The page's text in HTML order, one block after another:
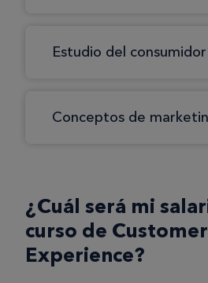
Estudio del consumidor
Conceptos de
¿Cuál será mi
curso de Customer
Experience?